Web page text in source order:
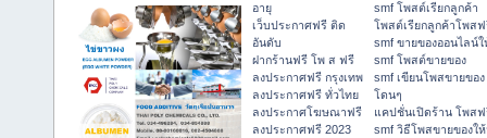
อายุ
เว็บประกาศฟรี ติด
อันดับ
ฝากร้านฟรี โพ ส ฟรี
ลงประกาศฟรี กรุงเทพ
ลงประกาศฟรี ทั่วไทย
ลงประกาศโฆษณาฟรี
ลงประกาศฟรี 2023
smf โพสต์เรียกลูกค้า
โพสต์เรียกลูกค้าโพส
smf ขายของออนไลน์ใ
smf โพสต์ขายของ
smf เขียนโพสขายของ
โดนๆ
แคปชั่นเปิดร้าน โพส
smf วิธีโพสขายของใ